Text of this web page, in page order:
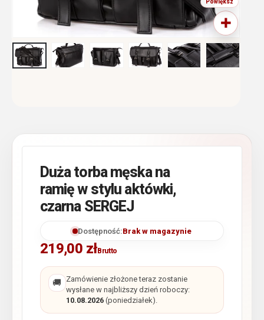
Duża torba męska na
ramię w stylu aktówki,
czarna SERGEJ
Dostępność:Brak w magazynie
219,00 złBrutto
🚚 Zamówienie złożone teraz zostanie
wysłane w najbliższy dzień roboczy:
10.08.2026(poniedziałek).